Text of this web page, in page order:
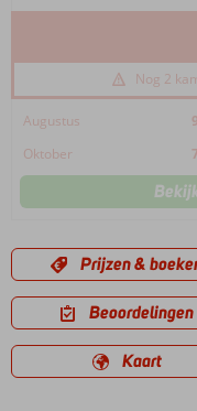
Nog 2
Augustus
Oktober
Prijzen &
Beoordelingen
Kaart